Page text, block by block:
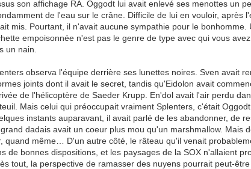
son affichage RA. Oggodt lui avait enlevé ses menottes un
de l'eau sur le crâne. Difficile de lui en vouloir, après
mis. Pourtant, il n'avait aucune sympathie pour le bonhomme.
empoisonnée n'est pas le genre de type avec qui vous
un nain.
observa l'équipe derrière ses lunettes noires. Sven avait
joints dont il avait le secret, tandis qu'Eidolon avait
de l'hélicoptère de Saeder Krupp. En'dol avait l'air perdu
Mais celui qui préoccupait vraiment Splenters, c'était
instants auparavant, il avait parlé de les abandonner, de
dadais avait un coeur plus mou qu'un marshmallow. Mais
quand même… D'un autre côté, le râteau qu'il venait
de bonnes dispositions, et les paysages de la SOX n'allaient
tout, la perspective de ramasser des nuyens pourrait peut-